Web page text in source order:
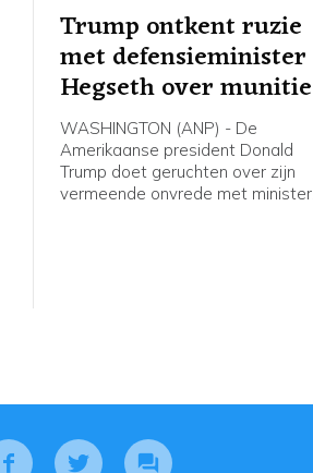
Trump ontkent ruzie
met defensieminister
Hegseth over munitie
WASHINGTON (ANP) - De
Amerikaanse president Donald
Trump doet geruchten over zijn
vermeende onvrede met minister